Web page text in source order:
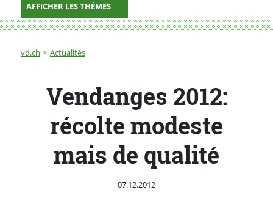
AFFICHER LES THÈMES
Fil d'Ariane
vd.ch Actualités
Vendanges 2012: récolte modeste mais de qualité
Vendanges 2012:
récolte modeste
mais de qualité
Publié le
07.12.2012